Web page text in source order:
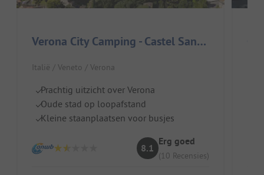
Verona City Camping - Castel San Pietro
Italië / Veneto / Verona
Prachtig uitzicht over Verona
Oude stad op loopafstand
Kleine staanplaatsen voor busjes
8.1
Erg goed
(10 Recensies)